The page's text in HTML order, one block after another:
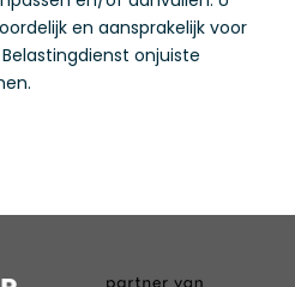
en aansprakelijk voor
onjuiste